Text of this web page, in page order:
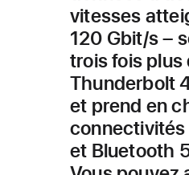
vitesses
120 Gbit/s –
trois fois plus
Thunderbolt
et prend en
connectivités
et Bluetooth